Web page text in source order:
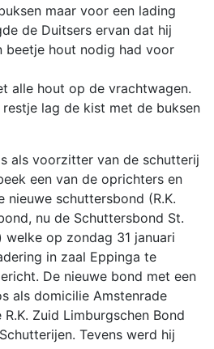
maar voor een lading
de Duitsers ervan dat hij
beetje hout nodig had voor
alle hout op de vrachtwagen.
lag de kist met de buksen
als voorzitter van de schutterij
een van de oprichters en
schuttersbond (R.K.
nu de Schuttersbond St.
welke op zondag 31 januari
in zaal Eppinga te
De nieuwe bond met een
als domicilie Amstenrade
Zuid Limburgschen Bond
Tevens werd hij